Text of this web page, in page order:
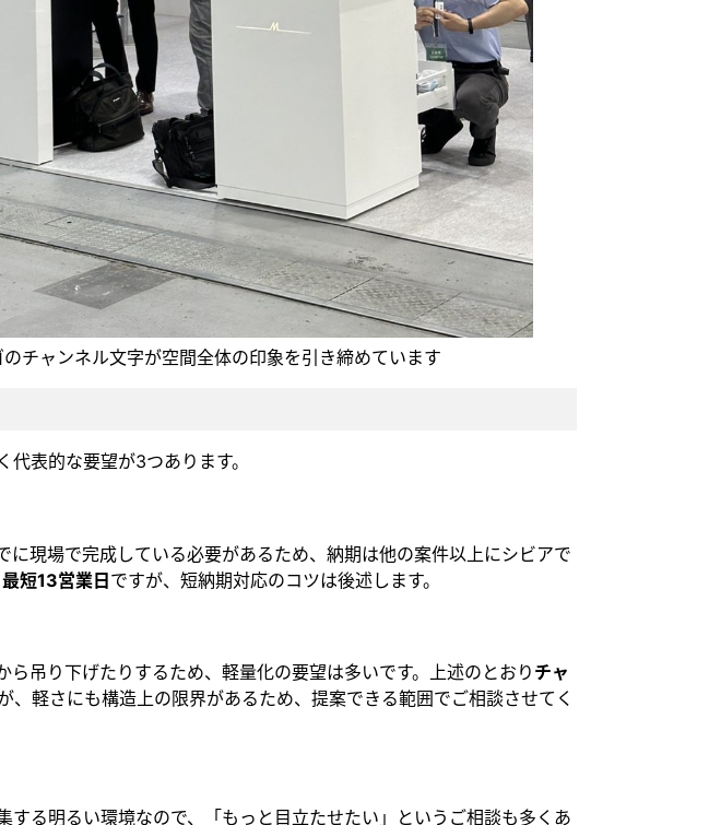
チャンネル文字が空間全体の印象を引き締めています
表的な要望が3つあります。
に現場で完成している必要があるため、納期は他の案件以上にシビアで
短13営業日ですが、短納期対応のコツは後述します。
ら吊り下げたりするため、軽量化の要望は多いです。上述のとおりチャ
、軽さにも構造上の限界があるため、提案できる範囲でご相談させてく
する明るい環境なので、「もっと目立たせたい」というご相談も多くあ